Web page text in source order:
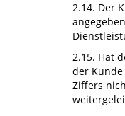
2.14. Der
2.15. Hat
der
Ziffers